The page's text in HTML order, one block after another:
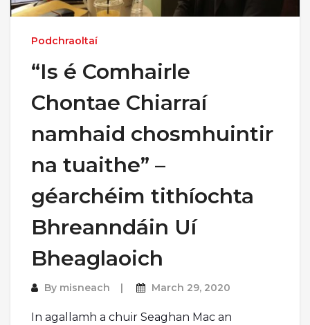
Podchraoltaí
“Is é Comhairle
Chontae Chiarraí
namhaid chosmhuintir
na tuaithe” –
géarchéim tithíochta
Bhreanndáin Uí
Bheaglaoich
By misneach March 29, 2020
In agallamh a chuir Seaghan Mac an